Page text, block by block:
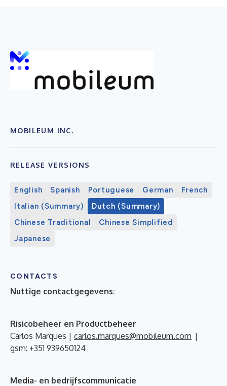
MOBILEUM INC.
RELEASE VERSIONS
English Spanish Portuguese German
French
Italian (Summary)
Dutch (Summary)
Chinese Traditional
Chinese Simplified
Japanese
CONTACTS
Nuttige contactgegevens:
Risicobeheer en Productbeheer
Carlos Marques | carlos.marques@mobileum.com |
gsm: +351 939650124
Media- en bedrijfscommunicatie